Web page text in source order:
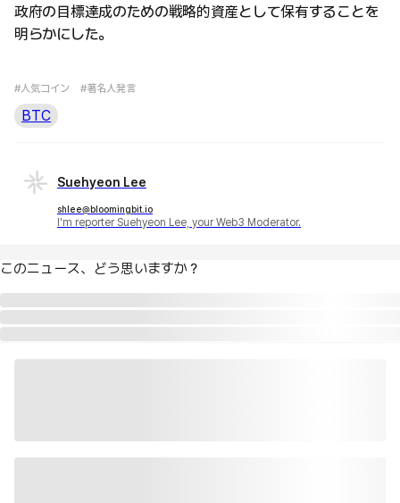
政府の目標達成のための戦略的資産として保有することを
明らかにした。
#人気コイン #著名人発言
BTC
Suehyeon Lee
shlee@bloomingbit.io
I'm reporter Suehyeon Lee, your Web3 Moderator.
このニュース、どう思いますか？